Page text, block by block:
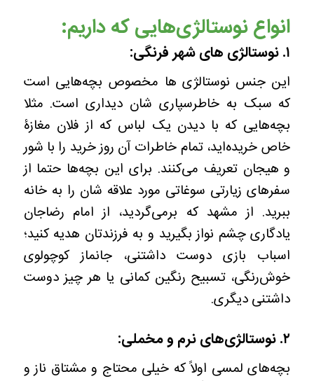
انواع نوستالژی‌هایی که داریم:
۱. نوستالژی های شهر فرنگی:
این جنس نوستالژی ها مخصوص بچه‌هایی است
که سبک به خاطرسپاری شان دیداری است. مثلا
بچه‌هایی که با دیدن یک لباس که از فلان مغازۀ
خاص خریده‌اید، تمام خاطرات آن روز خرید را با شور
و هیجان تعریف می‌کنند. برای این بچه‌ها حتما از
سفرهای زیارتی سوغاتی مورد علاقه شان را به خانه
ببرید. از مشهد که برمی‌گردید، از امام رضاجان
یادگاری چشم نواز بگیرید و به فرزندتان هدیه کنید؛
اسباب بازی دوست داشتنی، جانماز کوچولوی
خوش‌رنگی، تسبیح رنگین کمانی یا هر چیز دوست
داشتنی دیگری.
۲. نوستالژی‌های نرم و مخملی:
بچه‌های لمسی اولاً که خیلی محتاج و مشتاق ناز و